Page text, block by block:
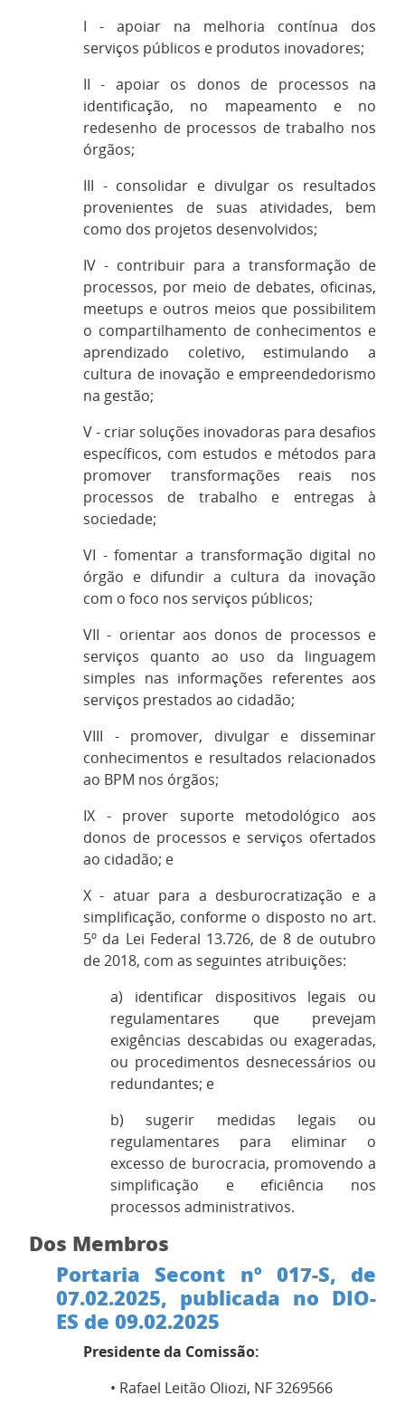
I - apoiar na melhoria contínua dos
serviços públicos e produtos inovadores;
II - apoiar os donos de processos na
identificação, no mapeamento e no
redesenho de processos de trabalho nos
órgãos;
III - consolidar e divulgar os resultados
provenientes de suas atividades, bem
como dos projetos desenvolvidos;
IV - contribuir para a transformação de
processos, por meio de debates, oficinas,
meetups e outros meios que possibilitem
o compartilhamento de conhecimentos e
aprendizado coletivo, estimulando a
cultura de inovação e empreendedorismo
na gestão;
V - criar soluções inovadoras para desafios
específicos, com estudos e métodos para
promover transformações reais nos
processos de trabalho e entregas à
sociedade;
VI - fomentar a transformação digital no
órgão e difundir a cultura da inovação
com o foco nos serviços públicos;
VII - orientar aos donos de processos e
serviços quanto ao uso da linguagem
simples nas informações referentes aos
serviços prestados ao cidadão;
VIII - promover, divulgar e disseminar
conhecimentos e resultados relacionados
ao BPM nos órgãos;
IX - prover suporte metodológico aos
donos de processos e serviços ofertados
ao cidadão; e
X - atuar para a desburocratização e a
simplificação, conforme o disposto no art.
5º da Lei Federal 13.726, de 8 de outubro
de 2018, com as seguintes atribuições:
a) identificar dispositivos legais ou
regulamentares que prevejam
exigências descabidas ou exageradas,
ou procedimentos desnecessários ou
redundantes; e
b) sugerir medidas legais ou
regulamentares para eliminar o
excesso de burocracia, promovendo a
simplificação e eficiência nos
processos administrativos.
Dos Membros
Portaria Secont nº 017-S, de
07.02.2025, publicada no DIO-
ES de 09.02.2025
Presidente da Comissão:
• Rafael Leitão Oliozi, NF 3269566